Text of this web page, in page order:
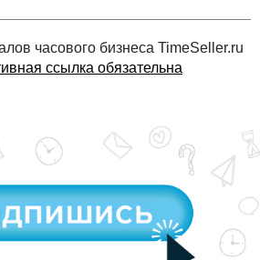
часового бизнеса TimeSeller.ru
ссылка обязательна